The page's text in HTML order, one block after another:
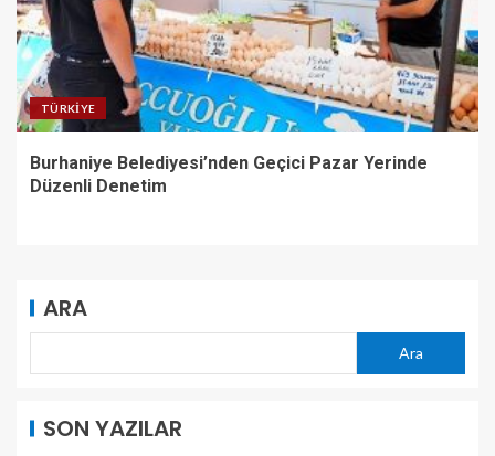
TÜRKIYE
Burhaniye Belediyesi’nden Geçici Pazar Yerinde
Düzenli Denetim
ARA
Ara
SON YAZILAR